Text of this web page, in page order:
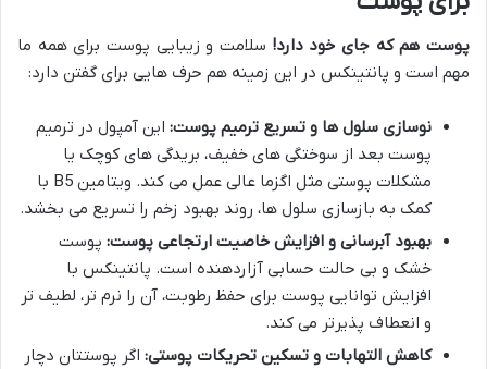
پوست هم که جای خود دارد! سلامت و زیبایی پوست برای همه ما
مهم است و پانتینکس در این زمینه هم حرف هایی برای گفتن دارد:
نوسازی سلول ها و تسریع ترمیم پوست: این آمپول در ترمیم
پوست بعد از سوختگی های خفیف، بریدگی های کوچک یا
مشکلات پوستی مثل اگزما عالی عمل می کند. ویتامین B5 با
کمک به بازسازی سلول ها، روند بهبود زخم را تسریع می بخشد.
بهبود آبرسانی و افزایش خاصیت ارتجاعی پوست: پوست
خشک و بی حالت حسابی آزاردهنده است. پانتینکس با
افزایش توانایی پوست برای حفظ رطوبت، آن را نرم تر، لطیف تر
و انعطاف پذیرتر می کند.
کاهش التهابات و تسکین تحریکات پوستی: اگر پوستتان دچار